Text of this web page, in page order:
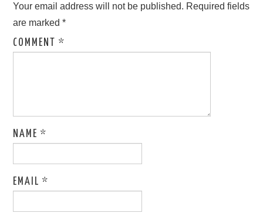
Your email address will not be published. Required fields
are marked*
COMMENT*
NAME*
EMAIL*